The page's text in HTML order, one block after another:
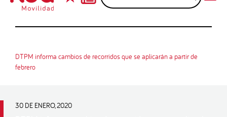
DTPM informa cambios de recorridos que se aplicarán a partir de
febrero
30 DE ENERO, 2020